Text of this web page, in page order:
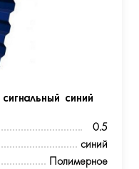
синий
0.5
синий
Полимерное